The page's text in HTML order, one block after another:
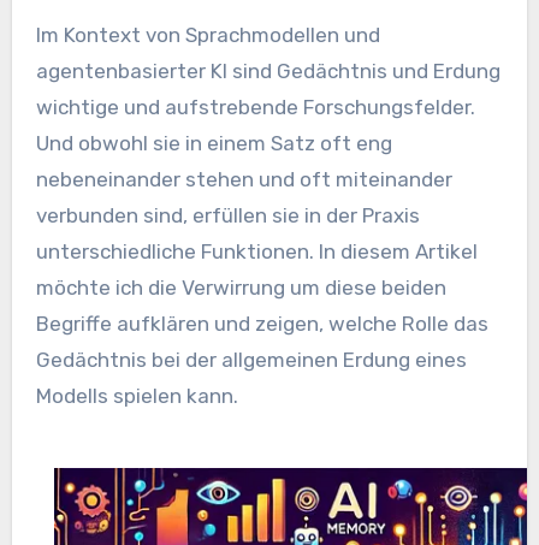
Im Kontext von Sprachmodellen und
agentenbasierter KI sind Gedächtnis und Erdung
wichtige und aufstrebende Forschungsfelder.
Und obwohl sie in einem Satz oft eng
nebeneinander stehen und oft miteinander
verbunden sind, erfüllen sie in der Praxis
unterschiedliche Funktionen. In diesem Artikel
möchte ich die Verwirrung um diese beiden
Begriffe aufklären und zeigen, welche Rolle das
Gedächtnis bei der allgemeinen Erdung eines
Modells spielen kann.